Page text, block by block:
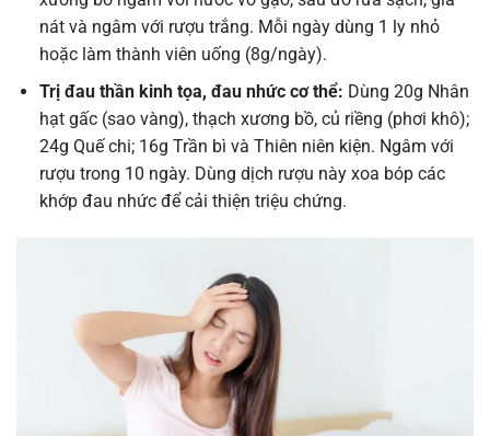
nát và ngâm với rượu trắng. Mỗi ngày dùng 1 ly nhỏ
hoặc làm thành viên uống (8g/ngày).
Trị đau thần kinh tọa, đau nhức cơ thể: Dùng 20g Nhân
hạt gấc (sao vàng), thạch xương bồ, củ riềng (phơi khô);
24g Quế chi; 16g Trần bì và Thiên niên kiện. Ngâm với
rượu trong 10 ngày. Dùng dịch rượu này xoa bóp các
khớp đau nhức để cải thiện triệu chứng.